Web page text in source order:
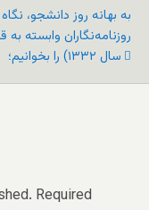
به بهانه روز دانشجو، نگاه
روزنامه‌نگاران وابسته
سال ۱۳۳۲) را بخوانیم؛
Required